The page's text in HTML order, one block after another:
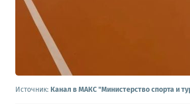
Источник: Канал в МАКС "Министерство спорта и